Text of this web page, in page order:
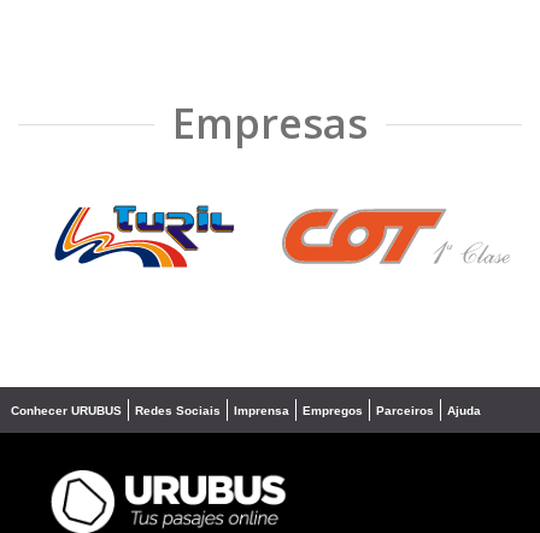
Empresas
❮ ❯
Conhecer URUBUS Redes Sociais Imprensa Empregos Parceiros Ajuda